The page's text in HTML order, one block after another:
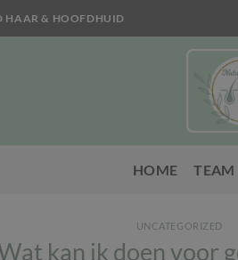
HAAR & HOOFDHUID
HOME TEAM
UNCATEGORIZED
kan ik doen voor